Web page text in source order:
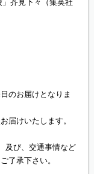
のお届けとなりま
届けいたします。
及び、交通事情など
了承下さい。